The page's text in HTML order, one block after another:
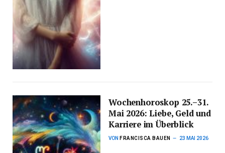
Wochenhoroskop 25.–31.
Mai 2026: Liebe, Geld und
Karriere im Überblick
VON FRANCISCA BAUEN 23 MAI 2026